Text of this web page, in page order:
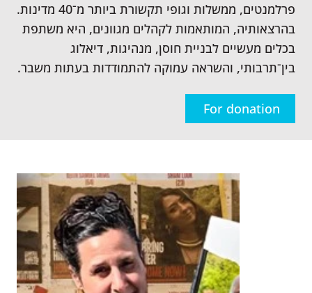
For donation
פרלמנטים, ממשלות וגופי תקשורת ביותר מ־40 מדינות.
בהרצאותיה, המותאמות לקהלים מגוונים, היא משתפת
בכלים מעשיים לבניית חוסן, מנהיגות, דיאלוג
בין־תרבותי, והשראה עמוקה להתמודדות בעתות משבר.